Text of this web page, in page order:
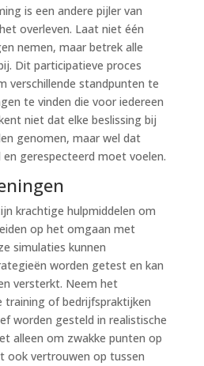
is een andere pijler van
overleven. Laat niet één
nemen, maar betrek alle
Dit participatieve proces
verschillende standpunten te
te vinden die voor iedereen
niet dat elke beslissing bij
genomen, maar wel dat
gerespecteerd moet voelen.
krachtige hulpmiddelen om
op het omgaan met
simulaties kunnen
worden getest en kan
versterkt. Neem het
training of bedrijfspraktijken
worden gesteld in realistische
alleen om zwakke punten op
ook vertrouwen op tussen